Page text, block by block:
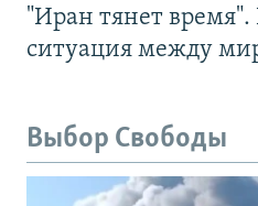
"Иран тянет время".
ситуация между
Выбор Свободы